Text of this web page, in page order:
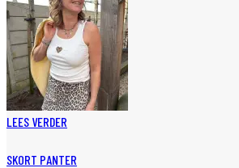
LEES VERDER
SKORT PANTER